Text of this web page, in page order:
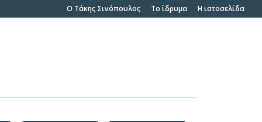
O Τάκης Σινόπουλος To ίδρυμα Η ιστοσελίδα